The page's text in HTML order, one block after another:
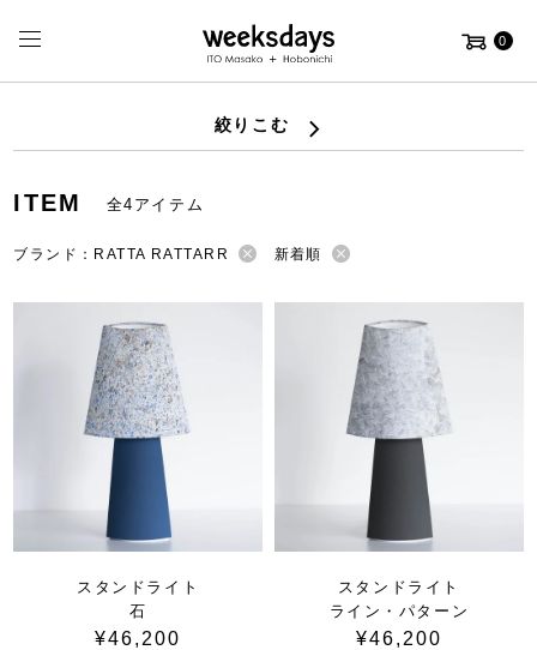
0
絞りこむ
ITEM 全4アイテム
ブランド：RATTA RATTARR 新着順
スタンドライト
石
¥46,200
スタンドライト
ライン・パターン
¥46,200